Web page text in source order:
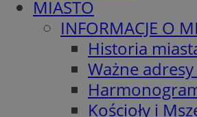
MIASTO
INFORMACJE O
Historia
Ważne
Kościoły i